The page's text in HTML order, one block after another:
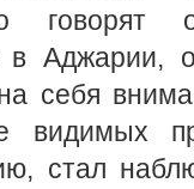
говорят
в Аджарии,
себя
стал